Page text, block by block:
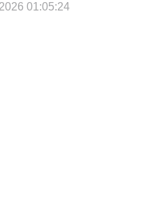
01:05:24